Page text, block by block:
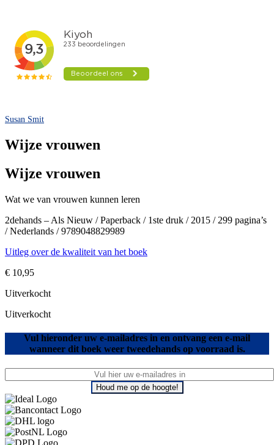
Susan Smit
Wijze vrouwen
Wijze vrouwen
Wat we van vrouwen kunnen leren
2dehands – Als Nieuw / Paperback / 1ste druk / 2015 / 299 pagina’s
/ Nederlands / 9789048829989
Uitleg over de kwaliteit van het boek
€ 10,95
Uitverkocht
Uitverkocht
Vul hieronder uw e-mailadres in en ontvang een e-mail
wanneer dit boek weer tweedehands op voorraad is.
Houd me op de hoogte!